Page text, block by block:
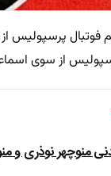
از سوی
منوچهر نوذری و